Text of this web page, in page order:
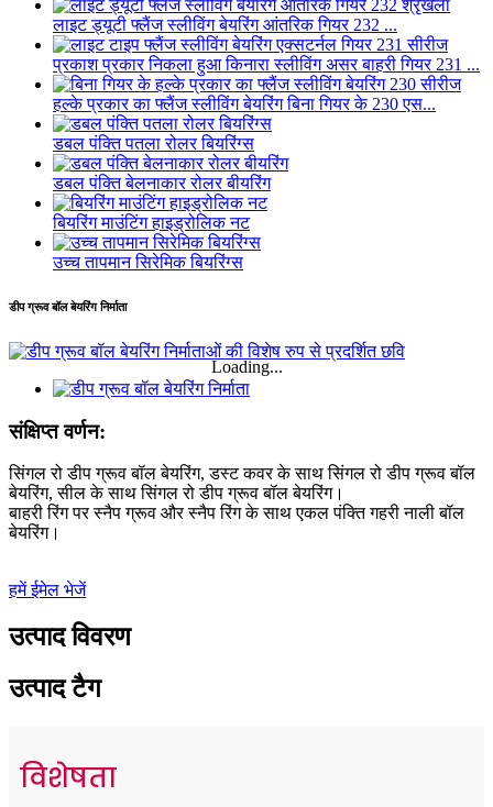
लाइट ड्यूटी फ्लैंज स्लीविंग बेयरिंग आंतरिक गियर 232 ...
प्रकाश प्रकार निकला हुआ किनारा स्लीविंग असर बाहरी गियर 231 ...
हल्के प्रकार का फ्लैंज स्लीविंग बेयरिंग बिना गियर के 230 एस...
डबल पंक्ति पतला रोलर बियरिंग्स
डबल पंक्ति बेलनाकार रोलर बीयरिंग
बियरिंग माउंटिंग हाइड्रोलिक नट
उच्च तापमान सिरेमिक बियरिंग्स
डीप ग्रूव बॉल बेयरिंग निर्माता
Loading...
संक्षिप्त वर्णन:
सिंगल रो डीप ग्रूव बॉल बेयरिंग, डस्ट कवर के साथ सिंगल रो डीप ग्रूव बॉल
बेयरिंग, सील के साथ सिंगल रो डीप ग्रूव बॉल बेयरिंग।
बाहरी रिंग पर स्नैप ग्रूव और स्नैप रिंग के साथ एकल पंक्ति गहरी नाली बॉल
बेयरिंग।
हमें ईमेल भेजें
उत्पाद विवरण
उत्पाद टैग
विशेषता